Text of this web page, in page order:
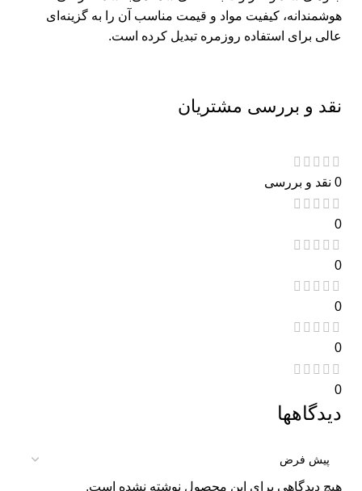
هوشمندانه، کیفیت مواد و قیمت مناسب آن را به گزینه‌ای
عالی برای استفاده روزمره تبدیل کرده است.
نقد و بررسی مشتریان
0 نقد و بررسی
0
0
0
0
0
دیدگاهها
هیچ دیدگاهی برای این محصول نوشته نشده است.